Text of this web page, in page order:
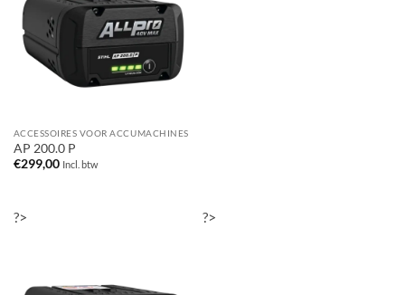
ACCESSOIRES VOOR ACCUMACHINES
AP 200.0 P
€299,00 Incl. btw
?> ?>